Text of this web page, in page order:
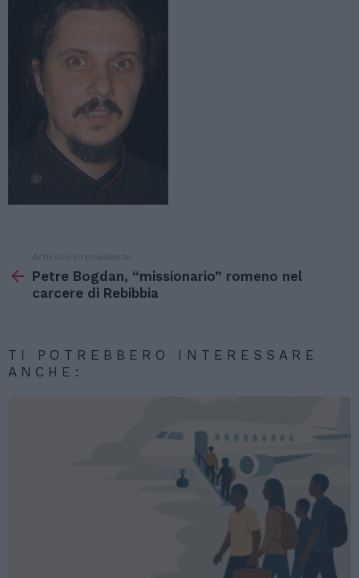
di
Articolo precedente
Petre Bogdan, “missionario” romeno nel
carcere di Rebibbia
TI POTREBBERO INTERESSARE
ANCHE: